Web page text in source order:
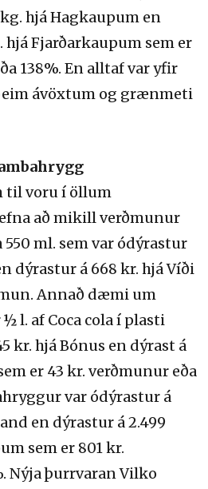
hjá Hagkaupum en
hjá Fjarðarkaupum sem er
138%. En alltaf var yfir
ávöxtum og grænmeti
til voru í öllum
að mikill verðmunur
ml. sem var ódýrastur
dýrastur á 668 kr. hjá Víði
Annað dæmi um
l. af Coca cola í plasti
kr. hjá Bónus en dýrast á
er 43 kr. verðmunur eða
var ódýrastur á
en dýrastur á 2.499
sem er 801 kr.
Nýja þurrvaran Vilko